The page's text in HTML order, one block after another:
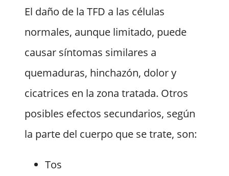
El daño de la TFD a las células
normales, aunque limitado, puede
causar síntomas similares a
quemaduras, hinchazón, dolor y
cicatrices en la zona tratada. Otros
posibles efectos secundarios, según
la parte del cuerpo que se trate, son:
Tos